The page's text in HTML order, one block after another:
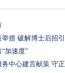
措 破解博士后招引
加速度”
务中心建言献策 守正